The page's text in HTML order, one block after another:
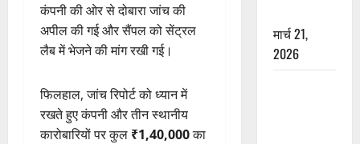
कंपनी की ओर से दोबारा जांच की
अपील की गई और सैंपल को सेंट्रल
लैब में भेजने की मांग रखी गई।
फिलहाल, जांच रिपोर्ट को ध्यान में
रखते हुए कंपनी और तीन स्थानीय
कारोबारियों पर कुल ₹1,40,000का
मार्च 21,
2026